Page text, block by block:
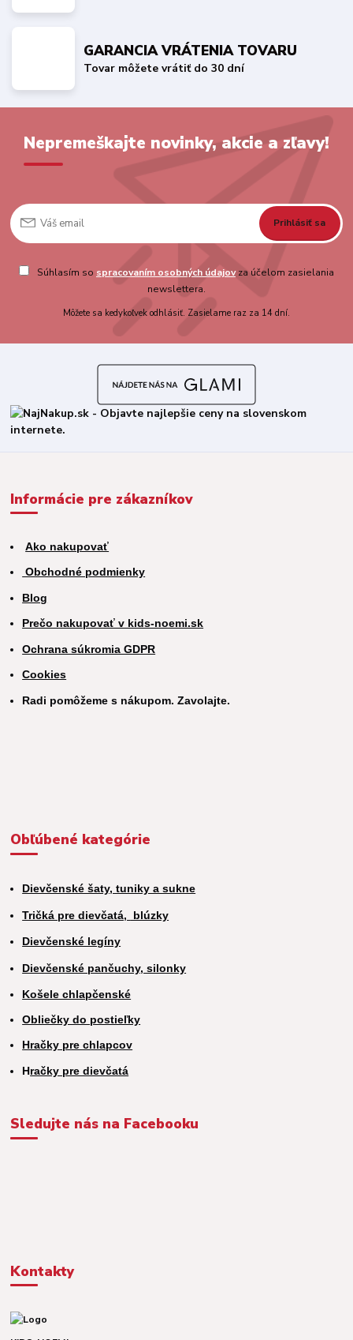
GARANCIA VRÁTENIA TOVARU
Tovar môžete vrátiť do 30 dní
Nepremeškajte novinky, akcie a zľavy!
Prihlásiť sa
Súhlasím so spracovaním osobných údajovza účelom zasielania
newslettera.
Môžete sa kedykoľvek odhlásiť. Zasielame raz za 14 dní.
Informácie pre zákazníkov
Ako nakupovať
Obchodné podmienky
Blog
Prečo nakupovať v kids-noemi.sk
Ochrana súkromia GDPR
Cookies
Radi pomôžeme s nákupom. Zavolajte.
Obľúbené kategórie
Dievčenské šaty, tuniky a sukne
Tričká pre dievčatá, blúzky
Dievčenské legíny
Dievčenské pančuchy, silonky
Košele chlapčenské
Obliečky do postieľky
Hračky pre chlapcov
Hračky pre dievčatá
Sledujte nás na Facebooku
Kontakty